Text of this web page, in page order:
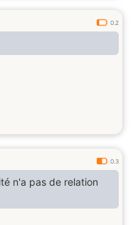
0.2
0.3
n'a pas de relation